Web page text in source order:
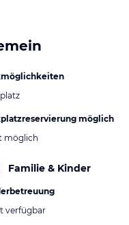
möglich
möglich
Familie & Kinder
verfügbar